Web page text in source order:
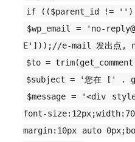
if (($parent_id != '')
$wp_email = 'no-
E']));//e-mail 发出点,
$to =
$subject = '您在 [' .
$message = '<div
font-
margin:10px auto